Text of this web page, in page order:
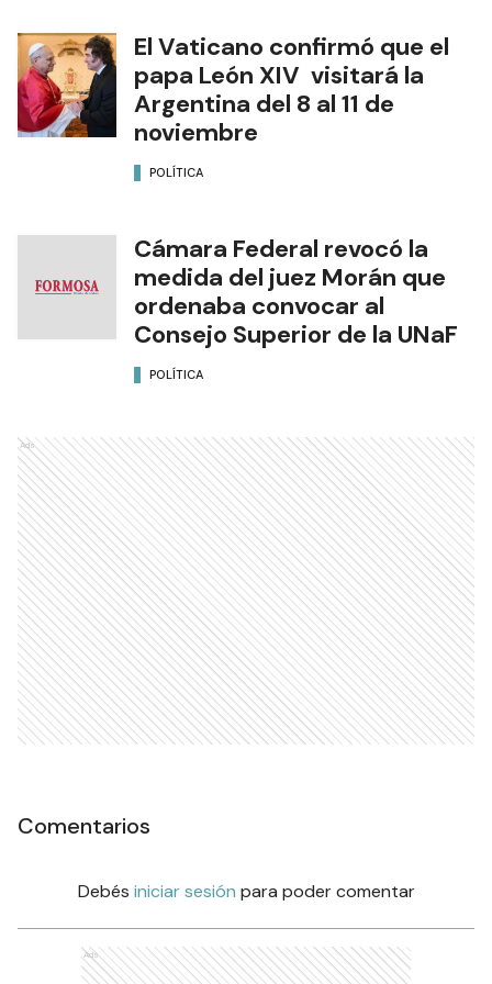
El Vaticano confirmó que el
papa León XIV visitará la
Argentina del 8 al 11 de
noviembre
POLÍTICA
Cámara Federal revocó la
medida del juez Morán que
ordenaba convocar al
Consejo Superior de la UNaF
POLÍTICA
Ads
Comentarios
Debés iniciar sesión para poder comentar
Ads